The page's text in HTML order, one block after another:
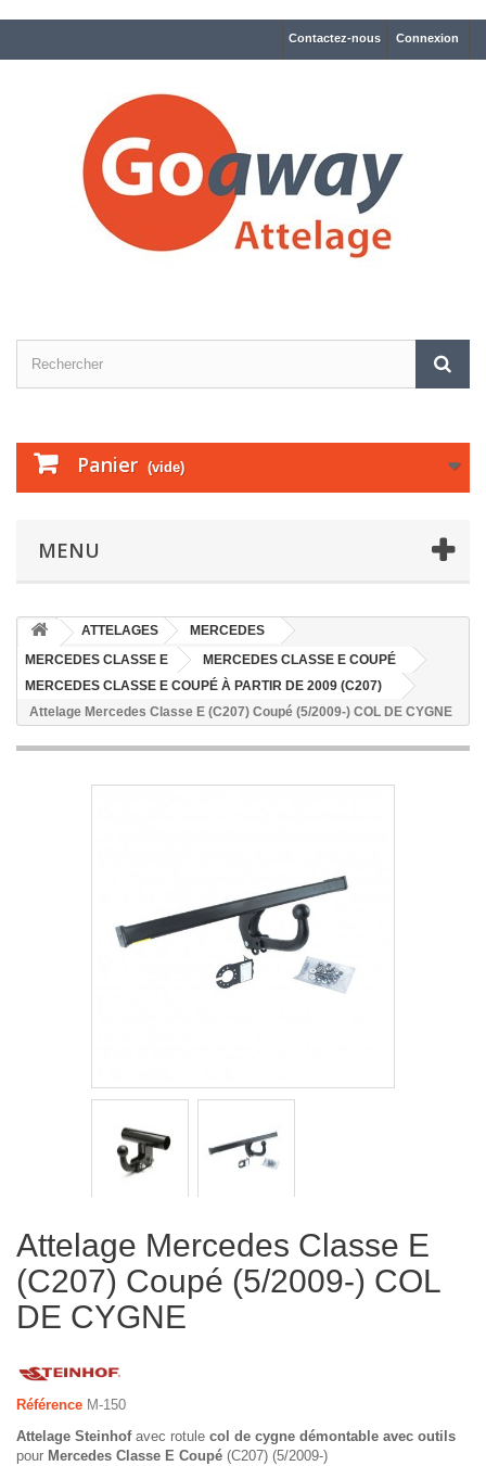
Connexion
Contactez-nous
Panier (vide)
MENU
ATTELAGES
MERCEDES
MERCEDES CLASSE E
MERCEDES CLASSE E COUPÉ
MERCEDES CLASSE E COUPÉ À PARTIR DE 2009 (C207)
Attelage Mercedes Classe E (C207) Coupé (5/2009-) COL DE CYGNE
Attelage Mercedes Classe E
(C207) Coupé (5/2009-) COL
DE CYGNE
Référence M-150
Attelage Steinhofavec rotule col de cygne démontable avec outils
pour Mercedes Classe E Coupé (C207) (5/2009-)